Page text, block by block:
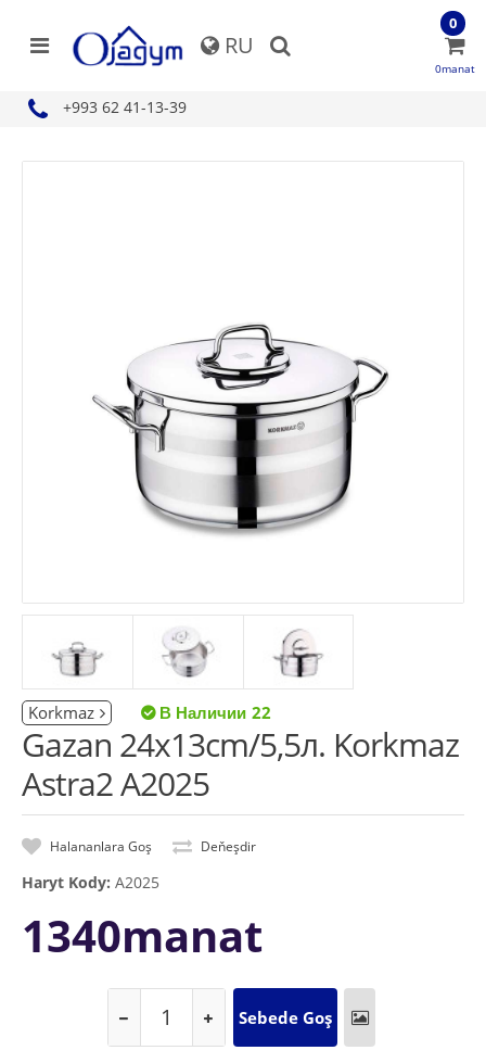
RU
+993 62 41-13-39
0
0manat
Korkmaz 22
Gazan 24x13cm/5,5л. Korkmaz
Astra2 A2025
Halananlara Goş Deňeşdir
Haryt Kody: A2025
1340manat